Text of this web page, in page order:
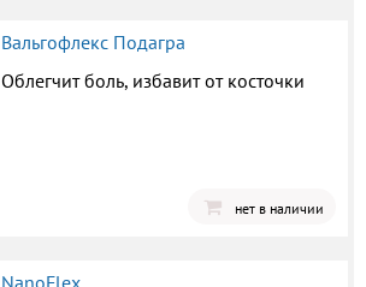
Вальгофлекс Подагра
Облегчит боль, избавит от косточки
нет в наличии